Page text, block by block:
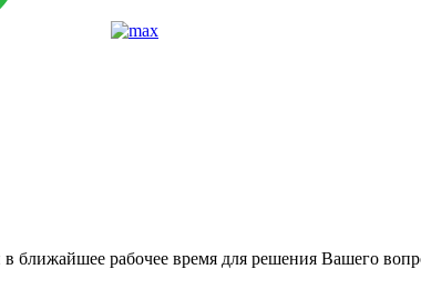
ближайшее рабочее время для решения Вашего